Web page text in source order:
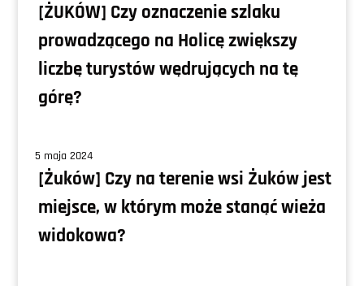
[ŻUKÓW] Czy oznaczenie szlaku
prowadzącego na Holicę zwiększy
liczbę turystów wędrujących na tę
górę?
5 maja 2024
[Żuków] Czy na terenie wsi Żuków jest
miejsce, w którym może stanąć wieża
widokowa?